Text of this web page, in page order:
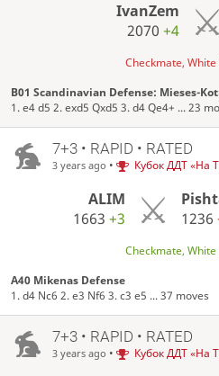
IvanZem
2070+4
Checkmate,
B01 Scandinavian Defense: Mieses-
1. e4 d5 2. exd5 Qxd5 3. d4 Qe4+ ... 23
7+3 • RAPID • RATED
3 years ago • Кубок ДДТ «На
ALIM
1663+3
1236
Checkmate,
A40 Mikenas Defense
1. d4 Nc6 2. e3 Nf6 3. c3 e5 ... 37 moves
7+3 • RAPID • RATED
3 years ago • Кубок ДДТ «На